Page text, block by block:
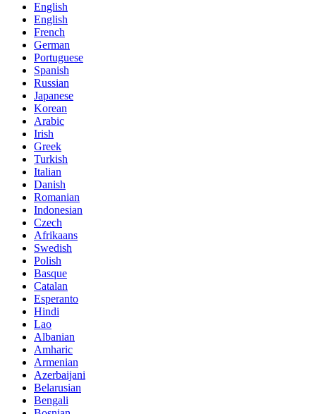
English
English
French
German
Portuguese
Spanish
Russian
Japanese
Korean
Arabic
Irish
Greek
Turkish
Italian
Danish
Romanian
Indonesian
Czech
Afrikaans
Swedish
Polish
Basque
Catalan
Esperanto
Hindi
Lao
Albanian
Amharic
Armenian
Azerbaijani
Belarusian
Bengali